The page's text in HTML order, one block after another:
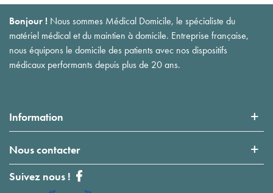
Bonjour ! Nous sommes Médical Domicile, le spécialiste du
matériel médical et du maintien à domicile. Entreprise française,
nous équipons le domicile des patients avec nos dispositifs
médicaux performants depuis plus de 20 ans.
Information
Nous contacter
Suivez nous !